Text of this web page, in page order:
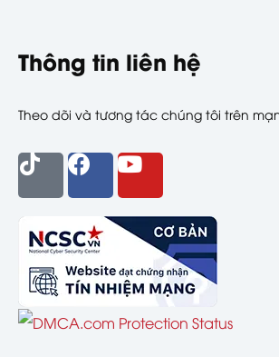
Thông tin liên hệ
Theo dõi và tương tác chúng tôi trên